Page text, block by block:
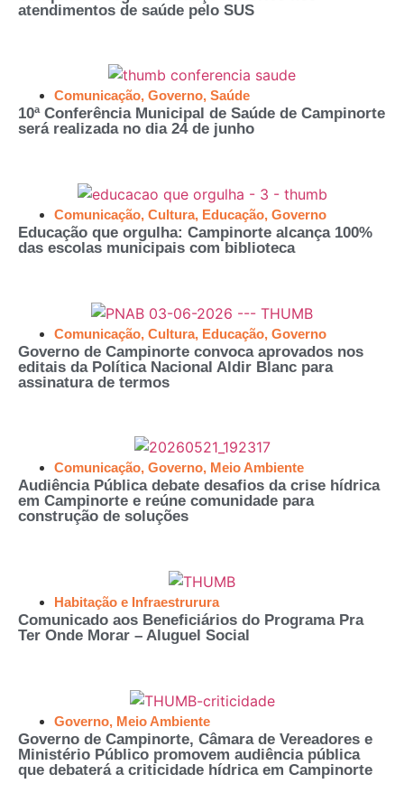
atendimentos de saúde pelo SUS
Comunicação, Governo, Saúde
10ª Conferência Municipal de Saúde de Campinorte
será realizada no dia 24 de junho
Comunicação, Cultura, Educação, Governo
Educação que orgulha: Campinorte alcança 100%
das escolas municipais com biblioteca
Comunicação, Cultura, Educação, Governo
Governo de Campinorte convoca aprovados nos
editais da Política Nacional Aldir Blanc para
assinatura de termos
Comunicação, Governo, Meio Ambiente
Audiência Pública debate desafios da crise hídrica
em Campinorte e reúne comunidade para
construção de soluções
Habitação e Infraestrurura
Comunicado aos Beneficiários do Programa Pra
Ter Onde Morar – Aluguel Social
Governo, Meio Ambiente
Governo de Campinorte, Câmara de Vereadores e
Ministério Público promovem audiência pública
que debaterá a criticidade hídrica em Campinorte